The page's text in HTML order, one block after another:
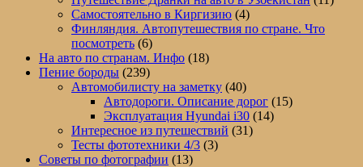
Самостоятельно в Киргизию (4)
Финляндия. Автопутешествия по стране. Что
посмотреть (6)
На авто по странам. Инфо (18)
Пение бороды (239)
Автомобилисту на заметку (40)
Автодороги. Описание дорог (15)
Эксплуатация Hyundai i30 (14)
Интересное из путешествий (31)
Тесты фототехники 4/3 (3)
Советы по фотографии (13)